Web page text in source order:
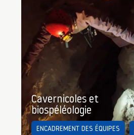
Cavernicoles et
biospéléologie
ENCADREMENT DES ÉQUIPES